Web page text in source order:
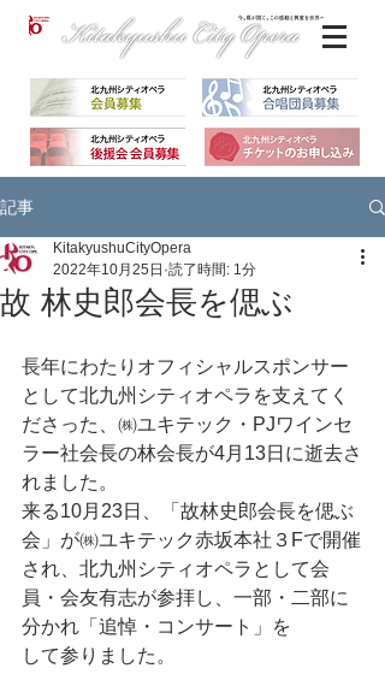
記事
故 林史郎会長を偲ぶ
KitakyushuCityOpera
2022年10月25日 読了時間: 1分
長年にわたりオフィシャルスポンサー
として北九州シティオペラを支えてく
ださった、㈱ユキテック・PJワインセ
ラー社会長の林会長が4月13日に逝去さ
れました。
来る10月23日、「故林史郎会長を偲ぶ
会」が㈱ユキテック赤坂本社３Fで開催
され、北九州シティオペラとして会
員・会友有志が参拝し、一部・二部に
分かれ「追悼・コンサート」を
して参りました。